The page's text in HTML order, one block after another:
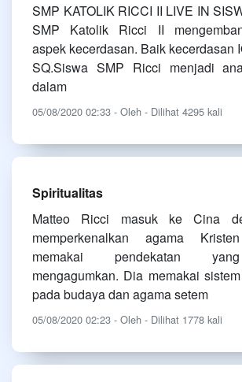
SMP KATOLIK RICCI II LIVE IN
SMP Katolik Ricci II
aspek kecerdasan. Baik kecerdasan
SQ.Siswa SMP Ricci menjadi
dalam
05/08/2020 02:33 - Oleh - Dilihat 4295 kali
Spiritualitas
Matteo Ricci masuk ke Cina
memperkenalkan agama
memakai pendekatan
mengagumkan. Dia memakai
pada budaya dan agama setem
05/08/2020 02:23 - Oleh - Dilihat 1778 kali